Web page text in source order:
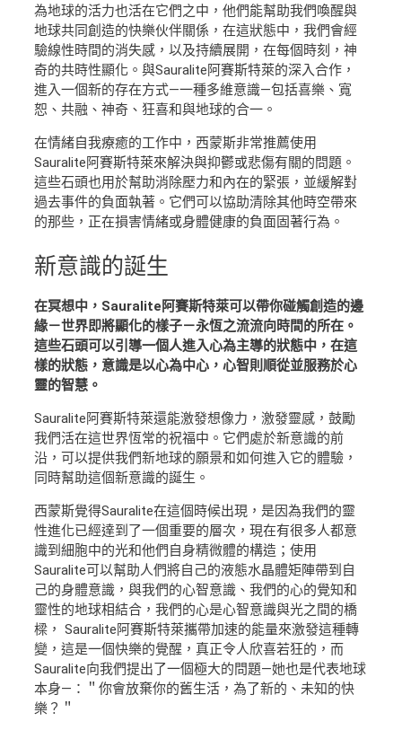
為地球的活力也活在它們之中，他們能幫助我們喚醒與
地球共同創造的快樂伙伴關係，在這狀態中，我們會經
驗線性時間的消失感，以及持續展開，在每個時刻，神
奇的共時性顯化。與Sauralite阿賽斯特萊的深入合作，
進入一個新的存在方式—一種多維意識—包括喜樂、寬
恕、共融、神奇、狂喜和與地球的合一。
在情緒自我療癒的工作中，西蒙斯非常推薦使用
Sauralite阿賽斯特萊來解決與抑鬱或悲傷有關的問題。
這些石頭也用於幫助消除壓力和內在的緊張，並緩解對
過去事件的負面執著。它們可以協助清除其他時空帶來
的那些，正在損害情緒或身體健康的負面固著行為。
新意識的誕生
在冥想中，Sauralite阿賽斯特萊可以帶你碰觸創造的邊
緣－世界即將顯化的樣子－永恆之流流向時間的所在。
這些石頭可以引導一個人進入心為主導的狀態中，在這
樣的狀態，意識是以心為中心，心智則順從並服務於心
靈的智慧。
Sauralite阿賽斯特萊還能激發想像力，激發靈感，鼓勵
我們活在這世界恆常的祝福中。它們處於新意識的前
沿，可以提供我們新地球的願景和如何進入它的體驗，
同時幫助這個新意識的誕生。
西蒙斯覺得Sauralite在這個時候出現，是因為我們的靈
性進化已經達到了一個重要的層次，現在有很多人都意
識到細胞中的光和他們自身精微體的構造；使用
Sauralite可以幫助人們將自己的液態水晶體矩陣帶到自
己的身體意識，與我們的心智意識、我們的心的覺知和
靈性的地球相結合，我們的心是心智意識與光之間的橋
樑， Sauralite阿賽斯特萊攜帶加速的能量來激發這種轉
變，這是一個快樂的覺醒，真正令人欣喜若狂的，而
Sauralite向我們提出了一個極大的問題—她也是代表地球
本身—：＂你會放棄你的舊生活，為了新的、未知的快
樂？＂